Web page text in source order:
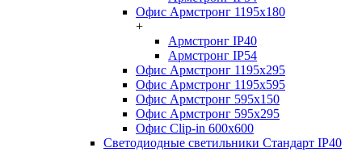
Офис Армстронг 1195x180
+
Армстронг IP40
Армстронг IP54
Офис Армстронг 1195x295
Офис Армстронг 1195x595
Офис Армстронг 595x150
Офис Армстронг 595x295
Офис Clip-in 600x600
Светодиодные светильники Стандарт IP40